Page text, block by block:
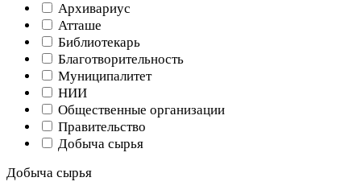
Архивариус
Атташе
Библиотекарь
Благотворительность
Муниципалитет
НИИ
Общественные организации
Правительство
Добыча сырья
Добыча сырья